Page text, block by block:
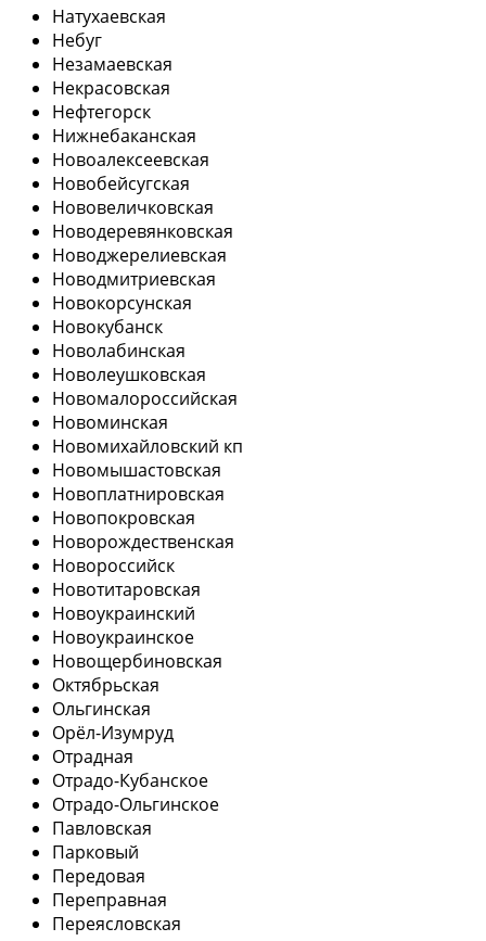
Натухаевская
Небуг
Незамаевская
Некрасовская
Нефтегорск
Нижнебаканская
Новоалексеевская
Новобейсугская
Нововеличковская
Новодеревянковская
Новоджерелиевская
Новодмитриевская
Новокорсунская
Новокубанск
Новолабинская
Новолеушковская
Новомалороссийская
Новоминская
Новомихайловский кп
Новомышастовская
Новоплатнировская
Новопокровская
Новорождественская
Новороссийск
Новотитаровская
Новоукраинский
Новоукраинское
Новощербиновская
Октябрьская
Ольгинская
Орёл-Изумруд
Отрадная
Отрадо-Кубанское
Отрадо-Ольгинское
Павловская
Парковый
Передовая
Переправная
Переясловская